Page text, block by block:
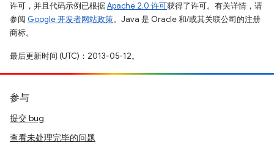
许可，并且代码示例已根据Apache 2.0 许可获得了许可。有关详情，请
参阅 Google 开发者网站政策。Java 是 Oracle 和/或其关联公司的注册
商标。
最后更新时间 (UTC)：2013-05-12。
参与
提交 bug
查看未处理完毕的问题